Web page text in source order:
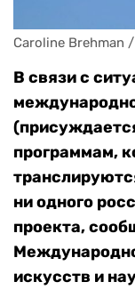
Caroline Brehman /
В связи с
программам,
ни одного
проекта,
искусств и